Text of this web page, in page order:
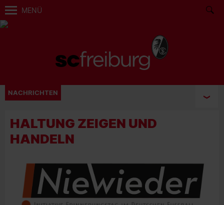
MENÜ
NACHRICHTEN
HALTUNG ZEIGEN UND
HANDELN